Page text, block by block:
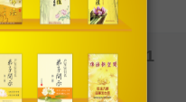
农历七月十五 21